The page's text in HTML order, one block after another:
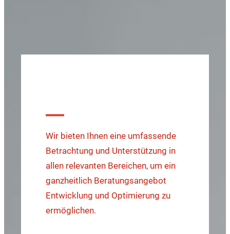
Wir bieten Ihnen eine umfassende
Betrachtung und Unterstützung in
allen relevanten Bereichen, um ein
ganzheitlich Beratungsangebot
Entwicklung und Optimierung zu
ermöglichen.